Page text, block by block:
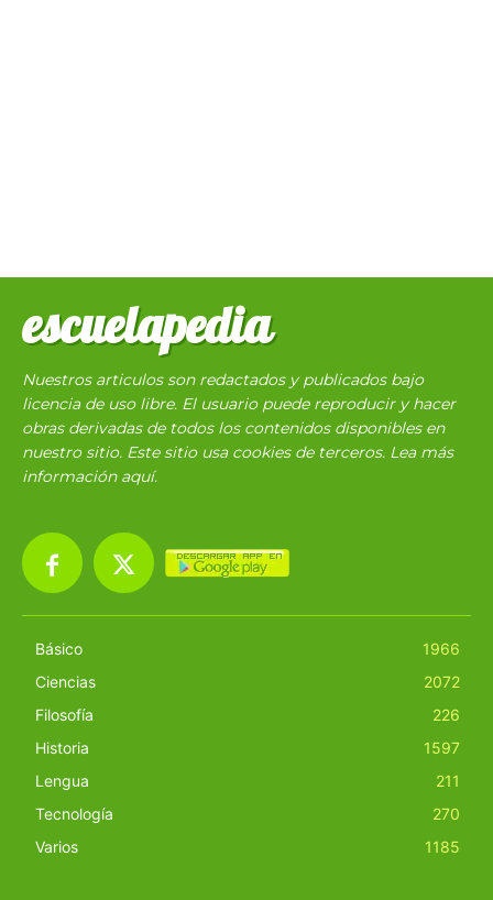
escuelapedia
Nuestros articulos son redactados y publicados bajo
licencia de uso libre. El usuario puede reproducir y hacer
obras derivadas de todos los contenidos disponibles en
nuestro sitio. Este sitio usa cookies de terceros. Lea más
información aquí.
Básico
1966
Ciencias
2072
Filosofía
226
Historia
1597
Lengua
211
Tecnología
270
Varios
1185